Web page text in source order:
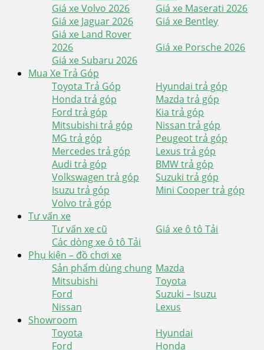
Giá xe Volvo 2026
Giá xe Maserati 2026
Giá xe Jaguar 2026
Giá xe Bentley
Giá xe Land Rover
2026
Giá xe Porsche 2026
Giá xe Subaru 2026
Mua Xe Trả Góp
Toyota Trả Góp
Hyundai trả góp
Honda trả góp
Mazda trả góp
Ford trả góp
Kia trả góp
Mitsubishi trả góp
Nissan trả góp
MG trả góp
Peugeot trả góp
Mercedes trả góp
Lexus trả góp
Audi trả góp
BMW trả góp
Volkswagen trả góp
Suzuki trả góp
Isuzu trả góp
Mini Cooper trả góp
Volvo trả góp
Tư vấn xe
Tư vấn xe cũ
Giá xe ô tô Tải
Các dòng xe ô tô Tải
Phụ kiện – đồ chơi xe
Sản phẩm dùng chung Mazda
Mitsubishi
Toyota
Ford
Suzuki – Isuzu
Nissan
Lexus
Showroom
Toyota
Hyundai
Ford
Honda